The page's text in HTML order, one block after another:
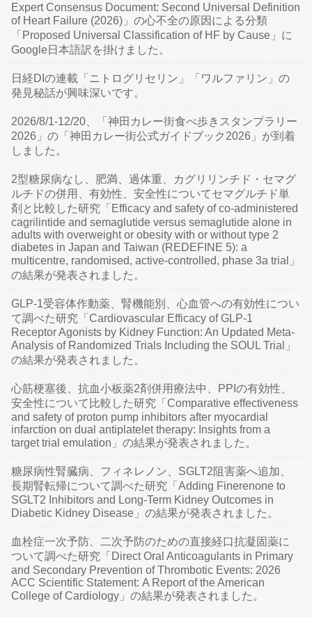
Expert Consensus Document: Second Universal Definition
of Heart Failure (2026)」の心不全の原因による分類
「Proposed Universal Classification of HF by Cause」に
Google日本語訳を掛けました。
日経DIの連載「ニトログリセリン」「ワルファリン」の
発見秘話が興味深いです。
2026/8/1-12/20、「神田カレー街食べ歩きスタンプラリー
2026」の「神田カレー街公式ガイドブック2026」が到着
しました。
2型糖尿病なし、肥満、過体重、カグリリンチド・セマグ
ルチドの併用、有効性、安全性についてセマグルチド単
剤と比較した研究「Efficacy and safety of co-administered
cagrilintide and semaglutide versus semaglutide alone in
adults with overweight or obesity with or without type 2
diabetes in Japan and Taiwan (REDEFINE 5): a
multicentre, randomised, active-controlled, phase 3a trial」
の結果が発表されました。
GLP-1受容体作動薬、腎機能別、心血管への有効性につい
て調べた研究「Cardiovascular Efficacy of GLP-1
Receptor Agonists by Kidney Function: An Updated Meta-
Analysis of Randomized Trials Including the SOUL Trial」
の結果が発表されました。
心筋梗塞後、抗血小板薬2剤併用療法中、PPIの有効性、
安全性について比較した研究「Comparative effectiveness
and safety of proton pump inhibitors after myocardial
infarction on dual antiplatelet therapy: Insights from a
target trial emulation」の結果が発表されました。
糖尿病性腎臓病、フィネレノン、SGLT2阻害薬へ追加、
長期腎転帰について調べた研究「Adding Finerenone to
SGLT2 Inhibitors and Long-Term Kidney Outcomes in
Diabetic Kidney Disease」の結果が発表されました。
血栓症一次予防、二次予防のための直接経口抗凝固薬に
ついて調べた研究「Direct Oral Anticoagulants in Primary
and Secondary Prevention of Thrombotic Events: 2026
ACC Scientific Statement: A Report of the American
College of Cardiology」の結果が発表されました。